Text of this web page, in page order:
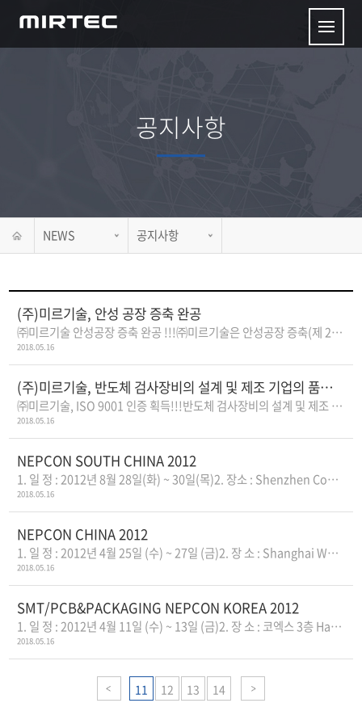
공지사항
NEWS 공지사항
(주)미르기술, 안성 공장 증축 완공
㈜미르기술 안성공장 증축 완공 !!!㈜미르기술은 안성공장 증축(제 2공..
2018.05.16
(주)미르기술, 반도체 검사장비의 설계 및 제조 기업의 품질 경영 시스템 ISO..
㈜미르기술, ISO 9001 인증 획득!!!반도체 검사장비의 설계 및 제조 기업의 품..
2018.05.16
NEPCON SOUTH CHINA 2012
1. 일 정 : 2012년 8월 28일(화) ~ 30일(목)2. 장소 : Shenzhen Convention & Exhib..
2018.05.16
NEPCON CHINA 2012
1. 일 정 : 2012년 4월 25일 (수) ~ 27일 (금)2. 장 소 : Shanghai World Expo Convention &a..
2018.05.16
SMT/PCB&PACKAGING NEPCON KOREA 2012
1. 일 정 : 2012년 4월 11일 (수) ~ 13일 (금)2. 장 소 : 코엑스 3층 Hall C,D3. 부스..
2018.05.16
11 12 13 14